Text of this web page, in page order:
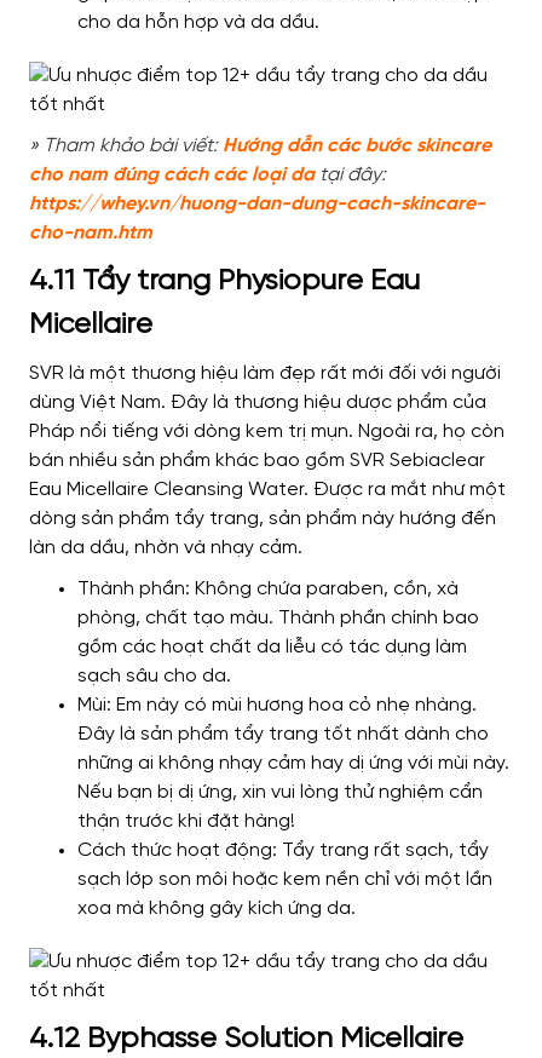
cho da hỗn hợp và da dầu.
» Tham khảo bài viết: Hướng dẫn các bước skincare
cho nam đúng cách các loại da tại đây:
https://whey.vn/huong-dan-dung-cach-skincare-
cho-nam.htm
4.11 Tẩy trang Physiopure Eau
Micellaire
SVR là một thương hiệu làm đẹp rất mới đối với người
dùng Việt Nam. Đây là thương hiệu dược phẩm của
Pháp nổi tiếng với dòng kem trị mụn. Ngoài ra, họ còn
bán nhiều sản phẩm khác bao gồm SVR Sebiaclear
Eau Micellaire Cleansing Water. Được ra mắt như một
dòng sản phẩm tẩy trang, sản phẩm này hướng đến
làn da dầu, nhờn và nhạy cảm.
Thành phần: Không chứa paraben, cồn, xà
phòng, chất tạo màu. Thành phần chính bao
gồm các hoạt chất da liễu có tác dụng làm
sạch sâu cho da.
Mùi: Em này có mùi hương hoa cỏ nhẹ nhàng.
Đây là sản phẩm tẩy trang tốt nhất dành cho
những ai không nhạy cảm hay dị ứng với mùi này.
Nếu bạn bị dị ứng, xin vui lòng thử nghiệm cẩn
thận trước khi đặt hàng!
Cách thức hoạt động: Tẩy trang rất sạch, tẩy
sạch lớp son môi hoặc kem nền chỉ với một lần
xoa mà không gây kích ứng da.
4.12 Byphasse Solution Micellaire